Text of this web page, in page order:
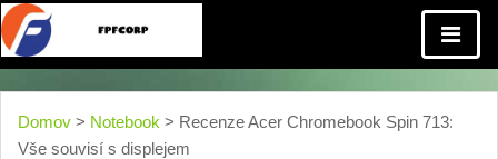
Domov > Notebook > Recenze Acer Chromebook Spin 713:
Vše souvisí s displejem